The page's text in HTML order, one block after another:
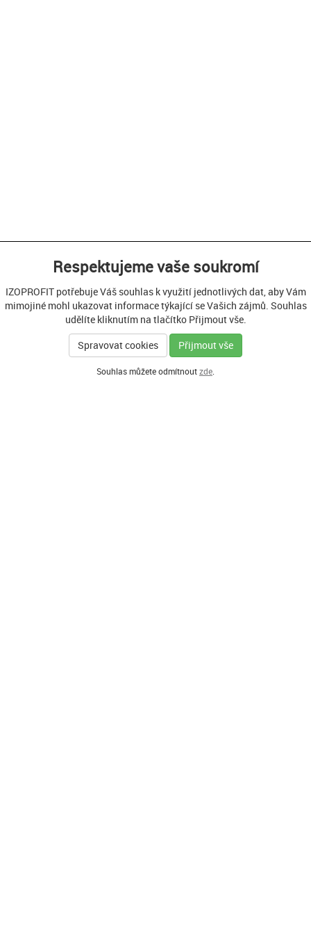
Respektujeme vaše soukromí
IZOPROFIT potřebuje Váš souhlas k využití jednotlivých dat, aby Vám
mimojiné mohl ukazovat informace týkající se Vašich zájmů. Souhlas
udělíte kliknutím na tlačítko Přijmout vše.
Spravovat cookies
Přijmout vše
Souhlas můžete odmítnoutzde